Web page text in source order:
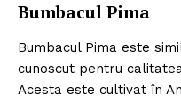
Bumbacul Pima
Bumbacul Pima este
cunoscut pentru
Acesta este cultivat în